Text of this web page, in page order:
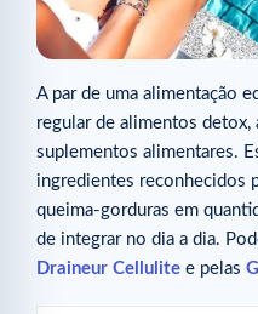
A par de uma alimentação
regular de alimentos detox,
suplementos alimentares.
ingredientes reconhecidos
queima-gorduras em
de integrar no dia a dia.
Draineur Cellulite e pelas